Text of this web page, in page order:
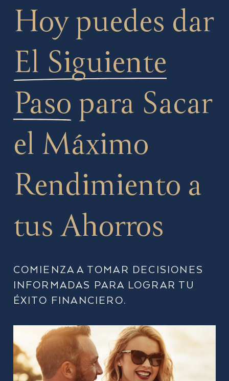
Hoy puedes dar
El Siguiente
Paso para Sacar
el Máximo
Rendimiento a
tus Ahorros
COMIENZA A TOMAR DECISIONES
INFORMADAS PARA LOGRAR TU
ÉXITO FINANCIERO.